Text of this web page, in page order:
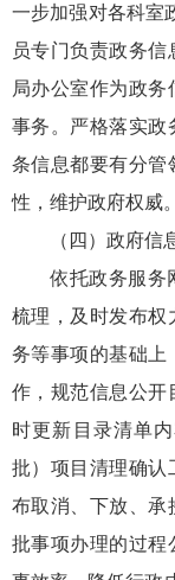
一步加强对各科室
员专门负责政务
局办公室作为政
事务。严格落实政
条信息都要有分管
性，维护政府权威。
（四）政府信
依托政务服务
梳理，及时发布权
务等事项的基础上
作，规范信息公开
时更新目录清单
批）项目清理确认
布取消、下放、承
批事项办理的过程